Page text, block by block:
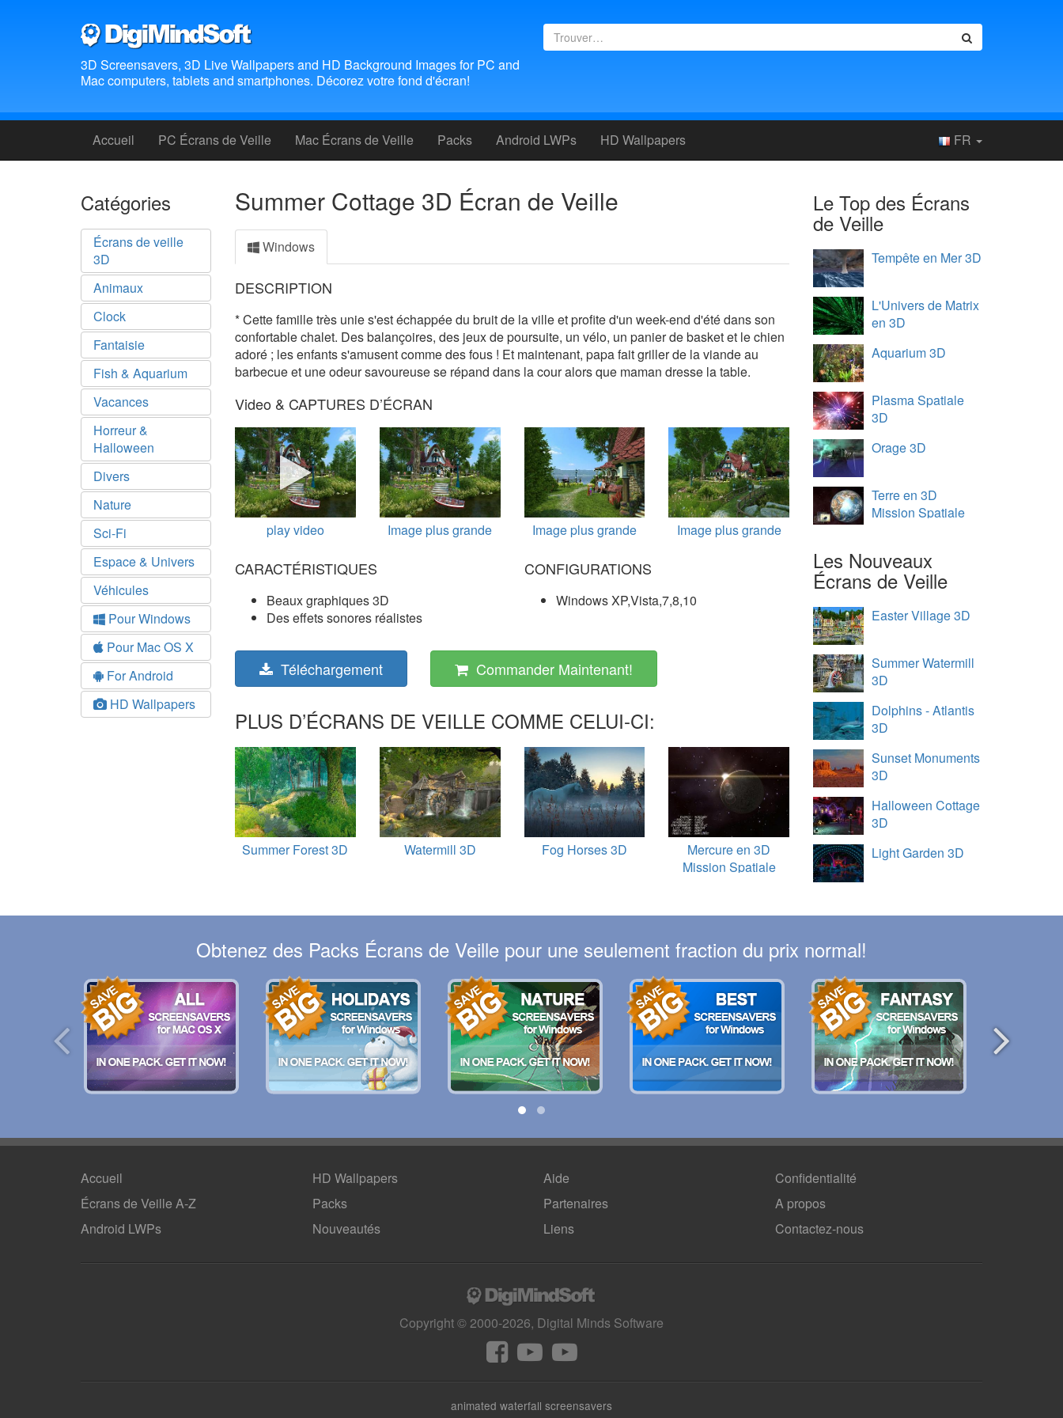
3D Screensavers, 3D Live Wallpapers and HD Background Images for PC and
Mac computers, tablets and smartphones. Décorez votre fond d'écran!
Accueil PC Écrans de Veille Mac Écrans de Veille Packs Android LWPs HD Wallpapers FR
Catégories
Écrans de veille
3D
Animaux
Clock
Fantaisie
Fish & Aquarium
Vacances
Horreur &
Halloween
Divers
Nature
Sci-Fi
Espace & Univers
Véhicules
Pour Windows
Pour Mac OS X
For Android
HD Wallpapers
Summer Cottage 3D Écran de Veille
Windows
DESCRIPTION
* Cette famille très unie s'est échappée du bruit de la ville et profite d'un week-end d'été dans son
confortable chalet. Des balançoires, des jeux de poursuite, un vélo, un panier de basket et le chien
adoré ; les enfants s'amusent comme des fous ! Et maintenant, papa fait griller de la viande au
barbecue et une odeur savoureuse se répand dans la cour alors que maman dresse la table.
Video & CAPTURES D’ÉCRAN
play video Image plus grande Image plus grande Image plus grande
CARACTÉRISTIQUES
Beaux graphiques 3D
Des effets sonores réalistes
CONFIGURATIONS
Windows XP,Vista,7,8,10
Téléchargement Commander Maintenant!
PLUS D’ÉCRANS DE VEILLE COMME CELUI-CI:
Summer Forest 3D Watermill 3D Fog Horses 3D
Mercure en 3D
Mission Spatiale
Le Top des Écrans
de Veille
Tempête en Mer 3D
L'Univers de Matrix
en 3D
Aquarium 3D
Plasma Spatiale
3D
Orage 3D
Terre en 3D
Mission Spatiale
Les Nouveaux
Écrans de Veille
Easter Village 3D
Summer Watermill
3D
Dolphins - Atlantis
3D
Sunset Monuments
3D
Halloween Cottage
3D
Light Garden 3D
Obtenez des Packs Écrans de Veille pour une seulement fraction du prix normal!
Accueil
Écrans de Veille A-Z
Android LWPs
HD Wallpapers
Packs
Nouveautés
Aide
Partenaires
Liens
Confidentialité
A propos
Contactez-nous
Copyright © 2000-2026, Digital Minds Software
animated waterfall screensavers